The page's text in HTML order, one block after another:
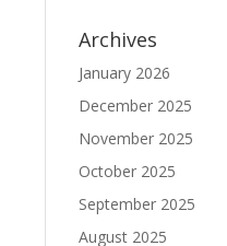
Archives
January 2026
December 2025
November 2025
October 2025
September 2025
August 2025